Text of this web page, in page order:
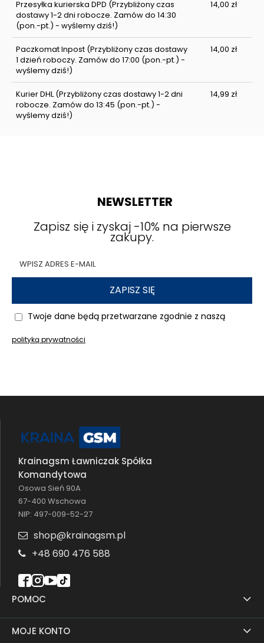
Przesyłka kurierska DPD (Przybliżony czas
dostawy 1-2 dni robocze. Zamów do 14:30
(pon.-pt.) - wyślemy dziś!)
14,00 zł
Paczkomat Inpost(Przybliżony czas dostawy
1 dzień roboczy. Zamów do 17:00 (pon.-pt.) -
wyślemy dziś!)
14,00 zł
Kurier DHL(Przybliżony czas dostawy 1-2 dni
robocze. Zamów do 13:45 (pon.-pt.) -
wyślemy dziś!)
14,99 zł
NEWSLETTER
Zapisz się i zyskaj -10% na pierwsze
zakupy.
ZAPISZ SIĘ
Twoje dane będą przetwarzane zgodnie z naszą
polityką prywatności
POMOC
MOJE KONTO
Krainagsm Ławniczak Spółka
Komandytowa
Osowa Sień 90A
67-400 Wschowa
NIP: 497-009-52-27
shop@krainagsm.pl
+48 690 476 588